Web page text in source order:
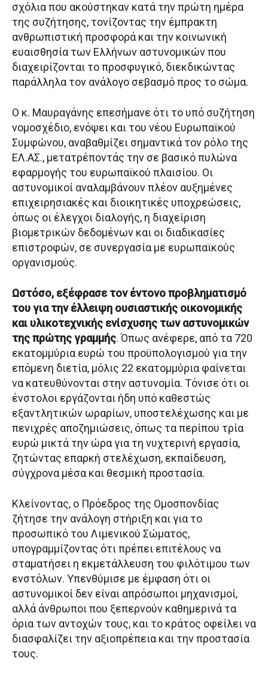
σχόλια που ακούστηκαν κατά την πρώτη ημέρα
της συζήτησης, τονίζοντας την έμπρακτη
ανθρωπιστική προσφορά και την κοινωνική
ευαισθησία των Ελλήνων αστυνομικών που
διαχειρίζονται το προσφυγικό, διεκδικώντας
παράλληλα τον ανάλογο σεβασμό προς το σώμα.
Ο κ. Μαυραγάνης επεσήμανε ότι το υπό συζήτηση
νομοσχέδιο, ενόψει και του νέου Ευρωπαϊκού
Συμφώνου, αναβαθμίζει σημαντικά τον ρόλο της
ΕΛ.ΑΣ., μετατρέποντάς την σε βασικό πυλώνα
εφαρμογής του ευρωπαϊκού πλαισίου. Οι
αστυνομικοί αναλαμβάνουν πλέον αυξημένες
επιχειρησιακές και διοικητικές υποχρεώσεις,
όπως οι έλεγχοι διαλογής, η διαχείριση
βιομετρικών δεδομένων και οι διαδικασίες
επιστροφών, σε συνεργασία με ευρωπαϊκούς
οργανισμούς.
Ωστόσο, εξέφρασε τον έντονο προβληματισμό
του για την έλλειψη ουσιαστικής οικονομικής
και υλικοτεχνικής ενίσχυσης των αστυνομικών
της πρώτης γραμμής. Όπως ανέφερε, από τα 720
εκατομμύρια ευρώ του προϋπολογισμού για την
επόμενη διετία, μόλις 22 εκατομμύρια φαίνεται
να κατευθύνονται στην αστυνομία. Τόνισε ότι οι
ένστολοι εργάζονται ήδη υπό καθεστώς
εξαντλητικών ωραρίων, υποστελέχωσης και με
πενιχρές αποζημιώσεις, όπως τα περίπου τρία
ευρώ μικτά την ώρα για τη νυχτερινή εργασία,
ζητώντας επαρκή στελέχωση, εκπαίδευση,
σύγχρονα μέσα και θεσμική προστασία.
Κλείνοντας, ο Πρόεδρος της Ομοσπονδίας
ζήτησε την ανάλογη στήριξη και για το
προσωπικό του Λιμενικού Σώματος,
υπογραμμίζοντας ότι πρέπει επιτέλους να
σταματήσει η εκμετάλλευση του φιλότιμου των
ενστόλων. Υπενθύμισε με έμφαση ότι οι
αστυνομικοί δεν είναι απρόσωποι μηχανισμοί,
αλλά άνθρωποι που ξεπερνούν καθημερινά τα
όρια των αντοχών τους, και το κράτος οφείλει να
διασφαλίζει την αξιοπρέπεια και την προστασία
τους.